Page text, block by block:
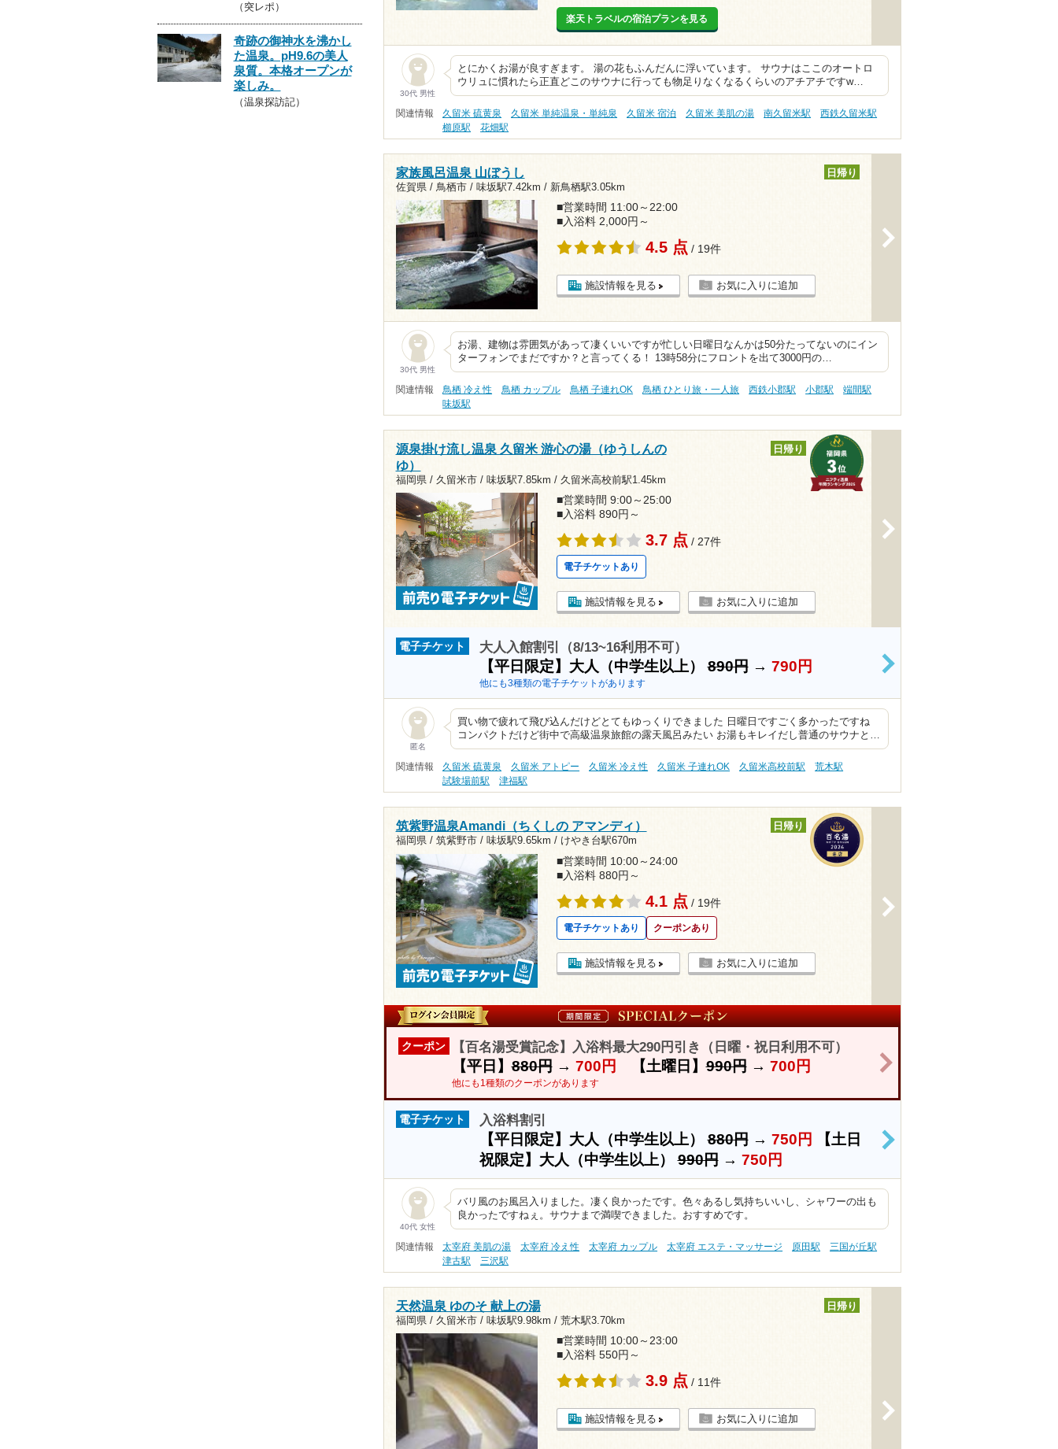
楽天トラベルの宿泊プランを見る
30代 男性
とにかくお湯が良すぎます。 湯の花もふんだんに浮いています。 サウナはここのオートロ
ウリュに慣れたら正直どこのサウナに行っても物足りなくなるくらいのアチアチですw…
関連情報 久留米 硫黄泉 久留米 単純温泉・単純泉 久留米 宿泊 久留米 美肌の湯 南久留米駅
西鉄久留米駅
櫛原駅
花畑駅
家族風呂温泉 山ぼうし
佐賀県 / 鳥栖市 / 味坂駅7.42km / 新鳥栖駅3.05km
日帰り
■営業時間 11:00～22:00
■入浴料 2,000円～
4.5 点 / 19件
施設情報を見る お気に入りに追加
30代 男性
お湯、建物は雰囲気があって凄くいいですが忙しい日曜日なんかは50分たってないのにイン
ターフォンでまだですか？と言ってくる！ 13時58分にフロントを出て3000円の…
関連情報 鳥栖 冷え性 鳥栖 カップル 鳥栖 子連れOK 鳥栖 ひとり旅・一人旅 西鉄小郡駅 小郡駅
端間駅
味坂駅
源泉掛け流し温泉 久留米 游心の湯（ゆうしんの
ゆ）
福岡県 / 久留米市 / 味坂駅7.85km / 久留米高校前駅1.45km
日帰り
■営業時間 9:00～25:00
■入浴料 890円～
3.7 点 / 27件
電子チケットあり
施設情報を見る お気に入りに追加
電子チケット 大人入館割引（8/13~16利用不可）
【平日限定】大人（中学生以上）890円→ 790円
他にも3種類の電子チケットがあります
>
匿名
買い物で疲れて飛び込んだけどとてもゆっくりできました 日曜日ですごく多かったですね
コンパクトだけど街中で高級温泉旅館の露天風呂みたい お湯もキレイだし普通のサウナと…
関連情報 久留米 硫黄泉 久留米 アトピー 久留米 冷え性 久留米 子連れOK 久留米高校前駅
荒木駅
試験場前駅
津福駅
筑紫野温泉Amandi（ちくしの アマンディ）
福岡県 / 筑紫野市 / 味坂駅9.65km / けやき台駅670m
日帰り
■営業時間 10:00～24:00
■入浴料 880円～
4.1 点 / 19件
電子チケットあり クーポンあり
施設情報を見る お気に入りに追加
クーポン 【百名湯受賞記念】入浴料最大290円引き（日曜・祝日利用不可）
【平日】880円→ 700円 【土曜日】990円→ 700円
他にも1種類のクーポンがあります
電子チケット 入浴料割引
【平日限定】大人（中学生以上）880円→ 750円
【土日
祝限定】大人（中学生以上）990円→ 750円
>
40代 女性
バリ風のお風呂入りました。凄く良かったです。色々あるし気持ちいいし、シャワーの出も
良かったですねぇ。サウナまで満喫できました。おすすめです。
関連情報 太宰府 美肌の湯 太宰府 冷え性 太宰府 カップル 太宰府 エステ・マッサージ 原田駅
三国が丘駅
津古駅
三沢駅
天然温泉 ゆのそ 献上の湯
福岡県 / 久留米市 / 味坂駅9.98km / 荒木駅3.70km
日帰り
■営業時間 10:00～23:00
■入浴料 550円～
3.9 点 / 11件
施設情報を見る お気に入りに追加
（突レポ）
奇跡の御神水を沸かし
た温泉。pH9.6の美人
泉質。本格オープンが
楽しみ。
（温泉探訪記）